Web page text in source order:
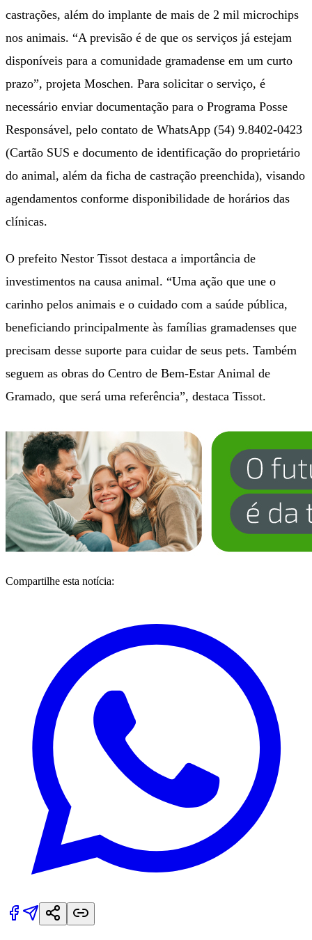
castrações, além do implante de mais de 2 mil microchips
nos animais. “A previsão é de que os serviços já estejam
disponíveis para a comunidade gramadense em um curto
prazo”, projeta Moschen. Para solicitar o serviço, é
necessário enviar documentação para o Programa Posse
Responsável, pelo contato de WhatsApp (54) 9.8402-0423
(Cartão SUS e documento de identificação do proprietário
do animal, além da ficha de castração preenchida), visando
agendamentos conforme disponibilidade de horários das
clínicas.
O prefeito Nestor Tissot destaca a importância de
investimentos na causa animal. “Uma ação que une o
carinho pelos animais e o cuidado com a saúde pública,
beneficiando principalmente às famílias gramadenses que
precisam desse suporte para cuidar de seus pets. Também
seguem as obras do Centro de Bem-Estar Animal de
Gramado, que será uma referência”, destaca Tissot.
Compartilhe esta notícia: